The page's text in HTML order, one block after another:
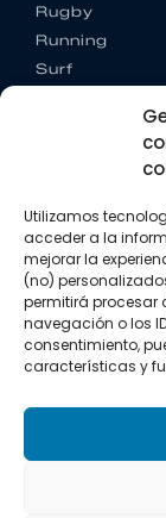
Utilizamos
acceder a la
mejorar la
(no)
permitirá procesar
navegación o los
consentimiento,
características y
Rugby
Running
Surf
CONTACTO
+34 662
SÍGUENOS